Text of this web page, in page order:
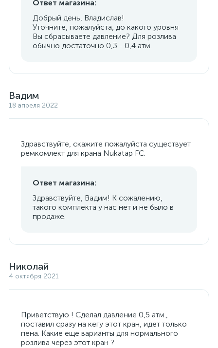
Ответ магазина:
Добрый день, Владислав!
Уточните, пожалуйста, до какого уровня
Вы сбрасываете давление? Для розлива
обычно достаточно 0,3 - 0,4 атм.
Вадим
18 апреля 2022
Здравствуйте, скажите пожалуйста существует
ремкомлект для крана Nukatap FC.
Ответ магазина:
Здравствуйте, Вадим! К сожалению,
такого комплекта у нас нет и не было в
продаже.
Николай
4 октября 2021
Приветствую ! Сделал давление 0,5 атм.,
поставил сразу на кегу этот кран, идет только
пена. Какие еще варианты для нормального
розлива через этот кран ?